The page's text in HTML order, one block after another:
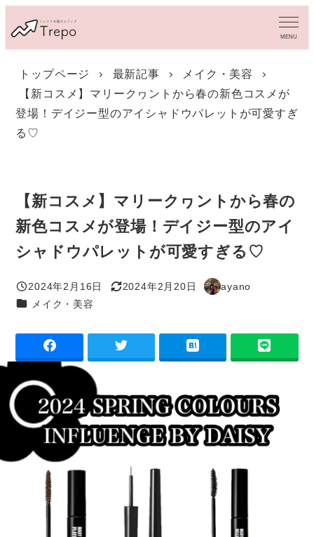
イ
MENU
トップページ 最新記事
メイク・美容
【新コスメ】マリークヮントから春の新色コスメが
登場！デイジー型のアイシャドウパレットが可愛すぎ
る♡
【新コスメ】マリークヮントから春の
新色コスメが登場！デイジー型のアイ
シャドウパレットが可愛すぎる♡
投稿日
2024年2月16日
更新日
2024年2月20日
著
ayano
カテゴリー
メイク・美容